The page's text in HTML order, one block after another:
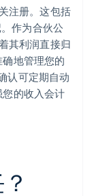
注册。这包括
作为合伙公
其利润直接归
地管理您的
认可定期自动
的收入会计